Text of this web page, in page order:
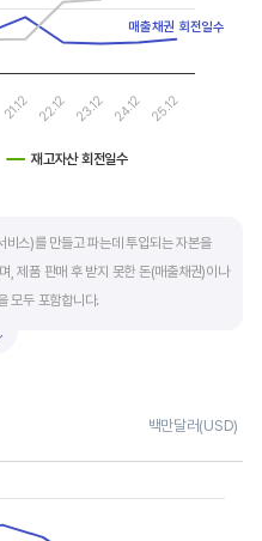
재고자산 회전일수
21.12 22.12 23.12 24.12 25.12
매출채권 회전일수
스)를 만들고 파는데 투입되는 자본을
, 제품 판매 후 받지 못한 돈(매출채권)이나
모두 포함합니다.
돌고 있는지를 확인할 수 있는 운전자본
본 회전일수가 낮으면 회사의 현금 회전이
금으로 회수되는 기간이 짧아 회사의
백만달러(USD)
categories.